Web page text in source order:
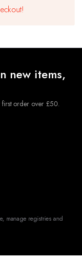
geeignet
der
new items,
order over £50.
manage registries and